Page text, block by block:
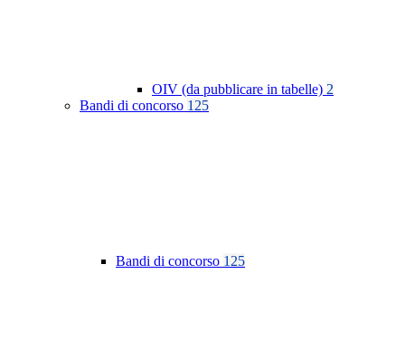
OIV (da pubblicare in tabelle) 2
Bandi di concorso 125
Bandi di concorso 125